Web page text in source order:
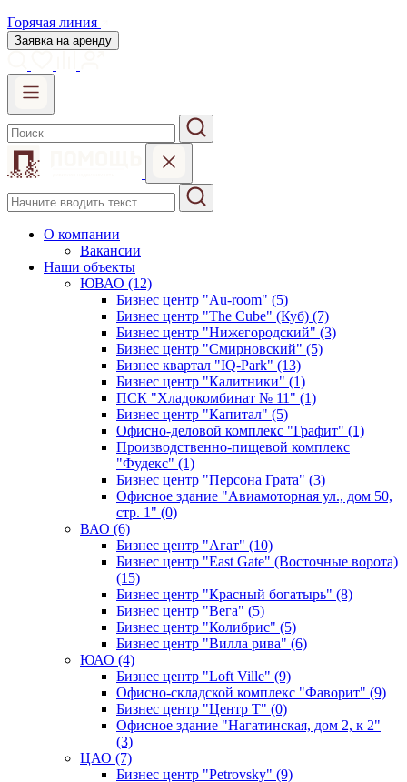
Горячая линия
Заявка на аренду
О компании
Вакансии
Наши объекты
ЮВАО (12)
Бизнес центр "Au-room" (5)
Бизнес центр "The Cube" (Куб) (7)
Бизнес центр "Нижегородский" (3)
Бизнес центр "Смирновский" (5)
Бизнес квартал "IQ-Park" (13)
Бизнес центр "Калитники" (1)
ПСК "Хладокомбинат № 11" (1)
Бизнес центр "Капитал" (5)
Офисно-деловой комплекс "Графит" (1)
Производственно-пищевой комплекс
"Фудекс" (1)
Бизнес центр "Персона Грата" (3)
Офисное здание "Авиамоторная ул., дом 50,
стр. 1" (0)
ВАО (6)
Бизнес центр "Агат" (10)
Бизнес центр "East Gate" (Восточные ворота)
(15)
Бизнес центр "Красный богатырь" (8)
Бизнес центр "Вега" (5)
Бизнес центр "Колибрис" (5)
Бизнес центр "Вилла рива" (6)
ЮАО (4)
Бизнес центр "Loft Ville" (9)
Офисно-складской комплекс "Фаворит" (9)
Бизнес центр "Центр Т" (0)
Офисное здание "Нагатинская, дом 2, к 2"
(3)
ЦАО (7)
Бизнес центр "Petrovsky" (9)